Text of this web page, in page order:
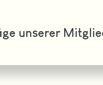
Mitglieder -